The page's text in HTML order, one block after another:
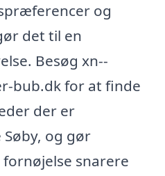
og
det til en
Besøg xn--
bub.dk for at finde
der er
og gør
snarere